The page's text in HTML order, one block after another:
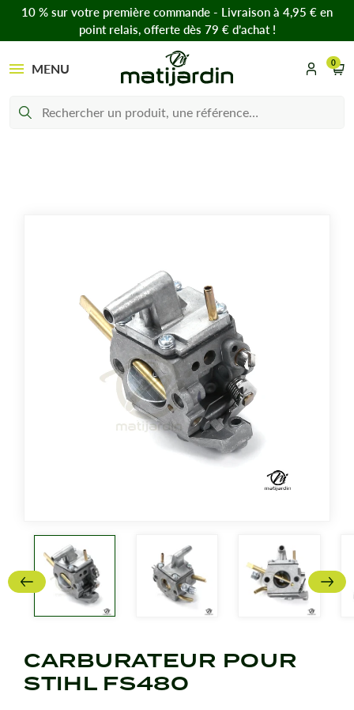
10 % sur votre première commande - Livraison à 4,95 € en
point relais, offerte dès 79 € d’achat !
MENU 0
CARBURATEUR POUR
STIHL FS480